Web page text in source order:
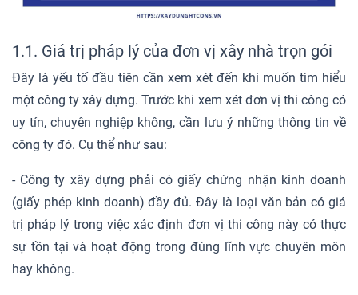
1.1. Giá trị pháp lý của đơn vị xây nhà trọn gói
Đây là yếu tố đầu tiên cần xem xét đến khi muốn tìm hiểu
một công ty xây dựng. Trước khi xem xét đơn vị thi công có
uy tín, chuyên nghiệp không, cần lưu ý những thông tin về
công ty đó. Cụ thể như sau:
- Công ty xây dựng phải có giấy chứng nhận kinh doanh
(giấy phép kinh doanh) đầy đủ. Đây là loại văn bản có giá
trị pháp lý trong việc xác định đơn vị thi công này có thực
sự tồn tại và hoạt động trong đúng lĩnh vực chuyên môn
hay không.